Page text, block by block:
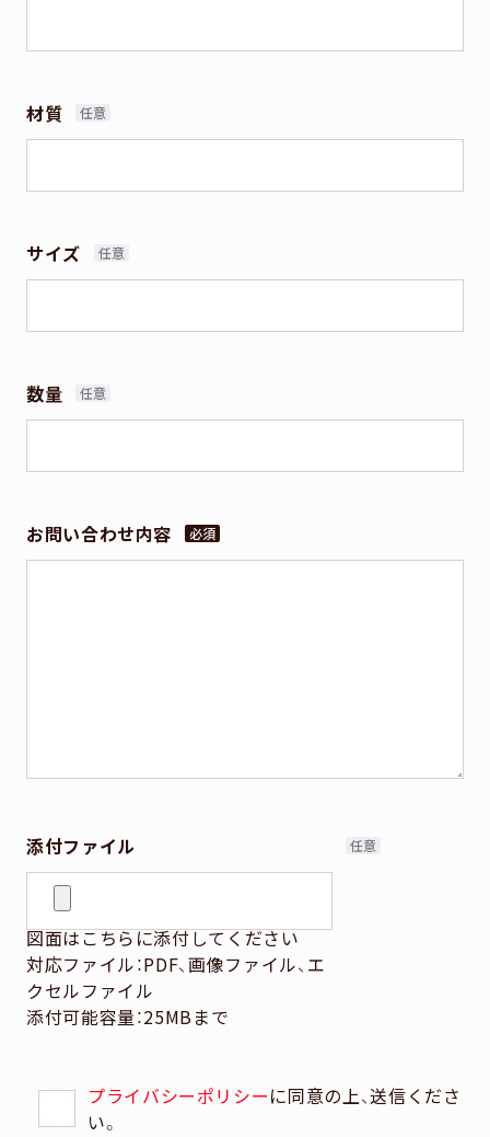
材質
サイズ
数量
お問い合わせ内容
添付ファイル
図面はこちらに添付してください
対応ファイル：PDF、画像ファイル、エ
クセルファイル
添付可能容量：25MBまで
プライバシーポリシーに同意の上、送信くださ
い。